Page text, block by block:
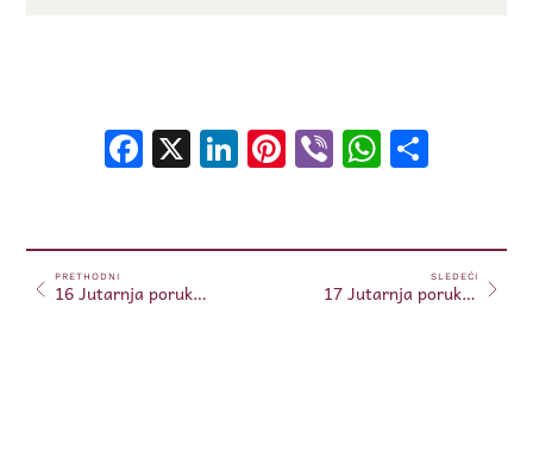
Facebook
X LinkedIn
Pinterest
Viber
PRETHODNI
16 Jutarnja poruka 16.04.2024. (Free)
SLEDEĆI
17 Jutarnja poruka 17.04.2024. (Free)